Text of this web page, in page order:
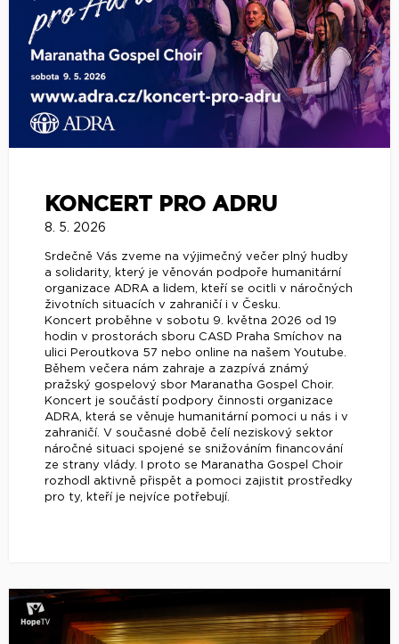
KONCERT PRO ADRU
8. 5. 2026
Srdečně Vás zveme na výjimečný večer plný hudby
a solidarity, který je věnován podpoře humanitární
organizace ADRA a lidem, kteří se ocitli v náročných
životních situacích v zahraničí i v Česku.
Koncert proběhne v sobotu 9. května 2026 od 19
hodin v prostorách sboru CASD Praha Smíchov na
ulici Peroutkova 57 nebo online na našem Youtube.
Během večera nám zahraje a zazpívá známý
pražský gospelový sbor Maranatha Gospel Choir.
Koncert je součástí podpory činnosti organizace
ADRA, která se věnuje humanitární pomoci u nás i v
zahraničí. V současné době čelí neziskový sektor
náročné situaci spojené se snižováním financování
ze strany vlády. I proto se Maranatha Gospel Choir
rozhodl aktivně přispět a pomoci zajistit prostředky
pro ty, kteří je nejvíce potřebují.